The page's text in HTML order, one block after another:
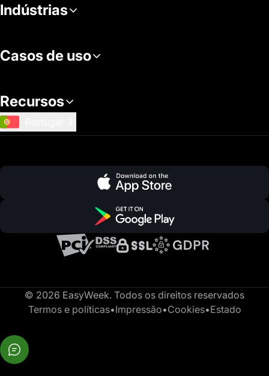
Indústrias
Casos de uso
Recursos
© 2026 EasyWeek. Todos os direitos reservados
Termos e políticas•Impressão•Cookies•Estado